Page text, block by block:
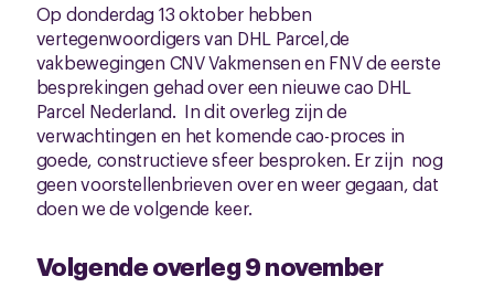
Op donderdag 13 oktober hebben
vertegenwoordigers van DHL Parcel,de
vakbewegingen CNV Vakmensen en FNV de eerste
besprekingen gehad over een nieuwe cao DHL
Parcel Nederland. In dit overleg zijn de
verwachtingen en het komende cao-proces in
goede, constructieve sfeer besproken. Er zijn nog
geen voorstellenbrieven over en weer gegaan, dat
doen we de volgende keer.
Volgende overleg 9 november